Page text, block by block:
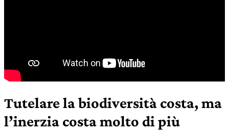
Tutelare la biodiversità costa, ma
l’inerzia costa molto di più